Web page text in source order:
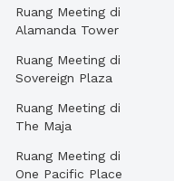
Ruang Meeting di
Alamanda Tower
Ruang Meeting di
Sovereign Plaza
Ruang Meeting di
The Maja
Ruang Meeting di
One Pacific Place